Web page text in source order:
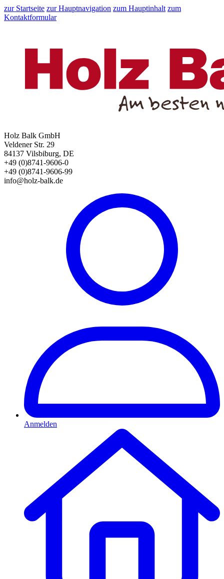
zur Startseite zur Hauptnavigation zum Hauptinhalt zum
Kontaktformular
Holz Balk GmbH
Veldener Str. 29
84137 Vilsbiburg, DE
+49 (0)8741-9606-0
+49 (0)8741-9606-99
info@holz-balk.de
Anmelden